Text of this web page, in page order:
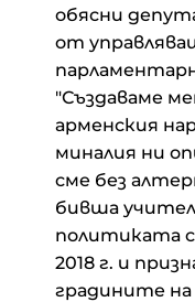
обясни
от
"Създаваме
арменския
миналия ни
сме без
бивша
политиката
2018 г. и
градините